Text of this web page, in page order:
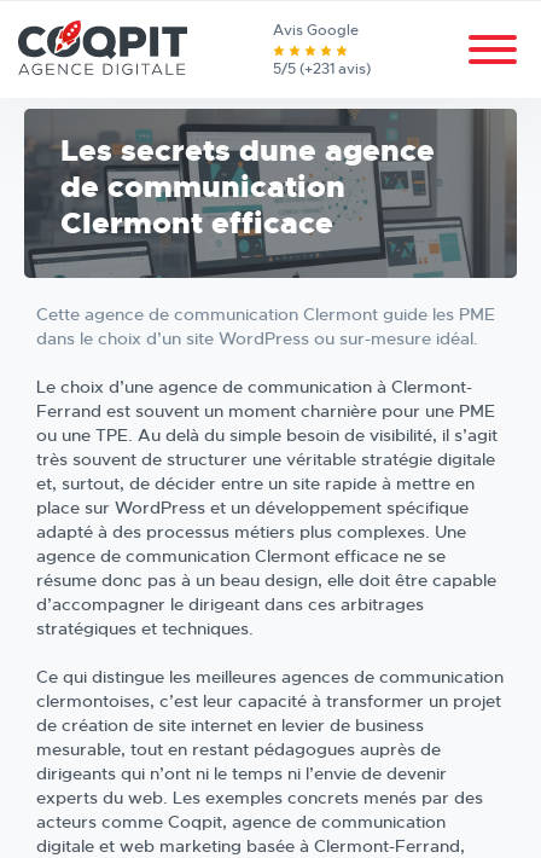
Avis Google
5/5 (+231 avis)
Les secrets dune agence
de communication
Clermont efficace
Cette agence de communication Clermont guide les PME
dans le choix d’un site WordPress ou sur-mesure idéal.
Le choix d’une agence de communication à Clermont-
Ferrand est souvent un moment charnière pour une PME
ou une TPE. Au delà du simple besoin de visibilité, il s’agit
très souvent de structurer une véritable stratégie digitale
et, surtout, de décider entre un site rapide à mettre en
place sur WordPress et un développement spécifique
adapté à des processus métiers plus complexes. Une
agence de communication Clermont efficace ne se
résume donc pas à un beau design, elle doit être capable
d’accompagner le dirigeant dans ces arbitrages
stratégiques et techniques.
Ce qui distingue les meilleures agences de communication
clermontoises, c’est leur capacité à transformer un projet
de création de site internet en levier de business
mesurable, tout en restant pédagogues auprès de
dirigeants qui n’ont ni le temps ni l’envie de devenir
experts du web. Les exemples concrets menés par des
acteurs comme Coqpit, agence de communication
digitale et web marketing basée à Clermont-Ferrand,